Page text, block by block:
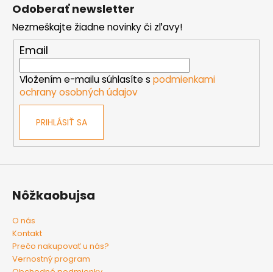
a
c
i
e
p
r
v
ý
Odoberať newsletter
Nezmeškajte žiadne novinky či zľavy!
Email
Vložením e-mailu súhlasíte s podmienkami
ochrany osobných údajov
PRIHLÁSIŤ SA
Nôžkaobujsa
O nás
Kontakt
Prečo nakupovať u nás?
Vernostný program